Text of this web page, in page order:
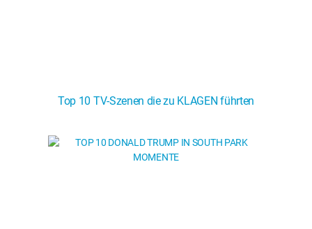
Top 10 TV-Szenen die zu KLAGEN führten